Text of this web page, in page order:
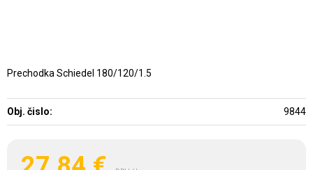
Prechodka Schiedel 180/120/1.5
Obj. čislo: 9844